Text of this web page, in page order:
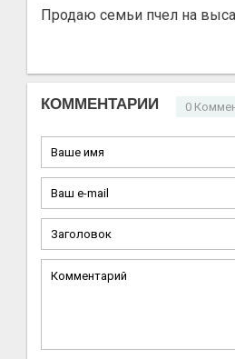
Продаю семьи пчел на
КОММЕНТАРИИ 0